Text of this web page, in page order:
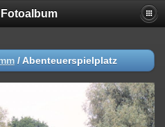
/ Abenteuerspielplatz